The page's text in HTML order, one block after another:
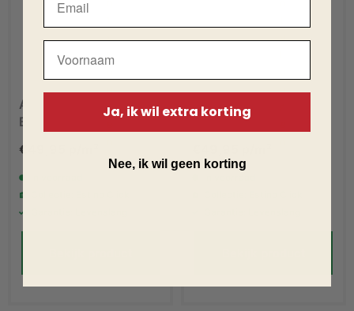
Ambiant Estino Click
Beige 2613 PVC vloer
€
Ambiant Estino Click
Brown 2615 PVC vloer
Ja, ik wil extra korting
Nee, ik wil geen korting